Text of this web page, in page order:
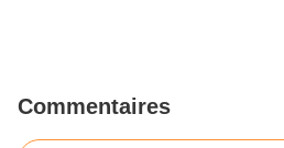
Commentaires